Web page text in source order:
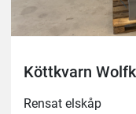
Köttkvarn
Rensat elskåp